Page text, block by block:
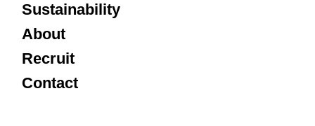
Sustainability
About
Recruit
Contact